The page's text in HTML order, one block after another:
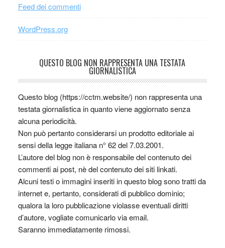
Feed dei commenti
WordPress.org
QUESTO BLOG NON RAPPRESENTA UNA TESTATA
GIORNALISTICA
Questo blog (https://cctm.website/) non rappresenta una
testata giornalistica in quanto viene aggiornato senza
alcuna periodicità.
Non può pertanto considerarsi un prodotto editoriale ai
sensi della legge italiana n° 62 del 7.03.2001.
L’autore del blog non è responsabile del contenuto dei
commenti ai post, nè del contenuto dei siti linkati.
Alcuni testi o immagini inseriti in questo blog sono tratti da
internet e, pertanto, considerati di pubblico dominio;
qualora la loro pubblicazione violasse eventuali diritti
d’autore, vogliate comunicarlo via email.
Saranno immediatamente rimossi.